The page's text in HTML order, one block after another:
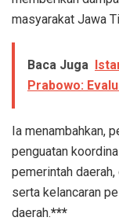
masyarakat Jawa
Baca Juga
Prabowo:
Ia menambahkan,
penguatan
pemerintah
serta kelancaran
daerah.***